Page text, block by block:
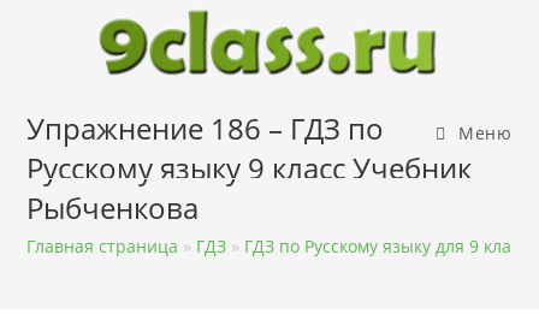
содержимому
Меню
Упражнение 186 – ГДЗ по
Русскому языку 9 класс Учебник
Рыбченкова
Главная страница » ГДЗ » ГДЗ по Русскому языку для 9 класса